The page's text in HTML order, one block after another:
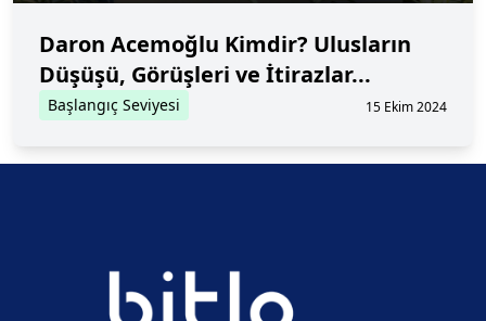
Daron Acemoğlu Kimdir? Ulusların
Düşüşü, Görüşleri ve İtirazlar...
Başlangıç Seviyesi 15 Ekim 2024